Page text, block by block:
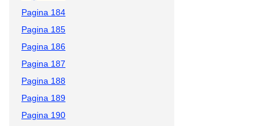
Pagina 184
Pagina 185
Pagina 186
Pagina 187
Pagina 188
Pagina 189
Pagina 190